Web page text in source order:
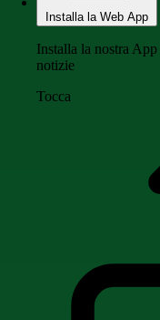
Installa la Web App
Installa la nostra
notizie
Tocca